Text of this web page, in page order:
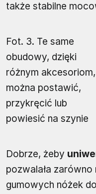
także stabilne
Fot. 3. Te same
obudowy, dzięki
różnym akcesoriom,
można postawić,
przykręcić lub
powiesić na szynie
Dobrze, żeby
pozwalała
gumowych nóżek